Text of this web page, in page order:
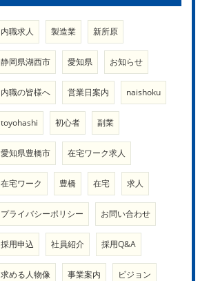
内職求人 製造業 新所原
静岡県湖西市 愛知県 お知らせ
内職の皆様へ 営業日案内 naishoku
toyohashi 初心者 副業
愛知県豊橋市 在宅ワーク求人
在宅ワーク 豊橋 在宅 求人
プライバシーポリシー お問い合わせ
採用申込 社員紹介 採用Q&A
求める人物像 事業案内 ビジョン